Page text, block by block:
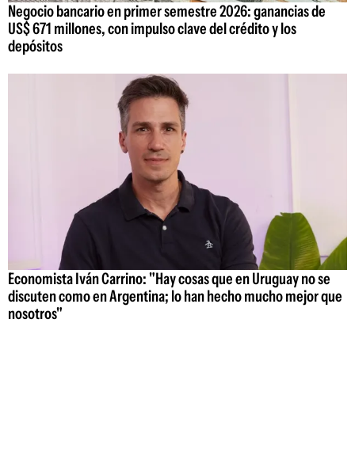
Negocio bancario en primer semestre 2026: ganancias de
US$ 671 millones, con impulso clave del crédito y los
depósitos
Economista Iván Carrino: "Hay cosas que en Uruguay no se
discuten como en Argentina; lo han hecho mucho mejor que
nosotros"